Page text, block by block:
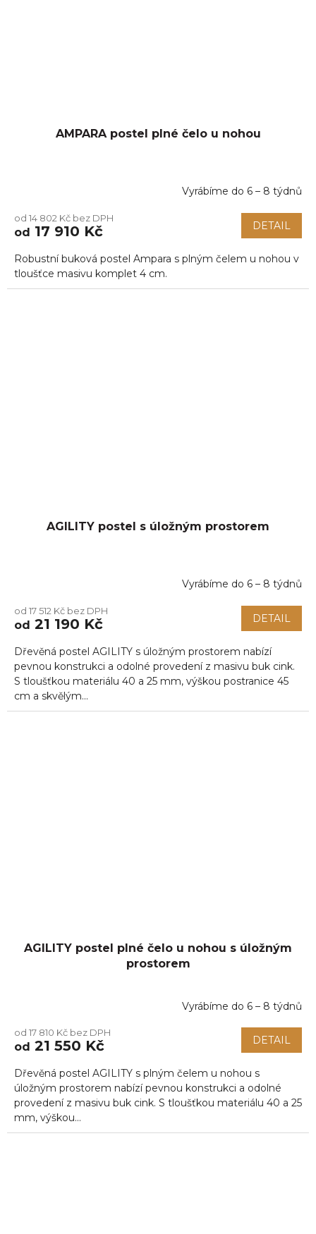
AMPARA postel plné čelo u nohou
Vyrábíme do 6 – 8 týdnů
od 14 802 Kč bez DPH
od 17 910 Kč DETAIL
Robustní buková postel Ampara s plným čelem u nohou v
tloušťce masivu komplet 4 cm.
AGILITY postel s úložným prostorem
produktu
je
z
5
hvězdiček.
Vyrábíme do 6 – 8 týdnů
od 17 512 Kč bez DPH
od 21 190 Kč DETAIL
Dřevěná postel AGILITY s úložným prostorem nabízí
pevnou konstrukci a odolné provedení z masivu buk cink.
S tloušťkou materiálu 40 a 25 mm, výškou postranice 45
cm a skvělým...
AGILITY postel plné čelo u nohou s úložným
prostorem
produktu
je
z
5
hvězdiček.
Vyrábíme do 6 – 8 týdnů
od 17 810 Kč bez DPH
od 21 550 Kč DETAIL
Dřevěná postel AGILITY s plným čelem u nohou s
úložným prostorem nabízí pevnou konstrukci a odolné
provedení z masivu buk cink. S tloušťkou materiálu 40 a 25
mm, výškou...